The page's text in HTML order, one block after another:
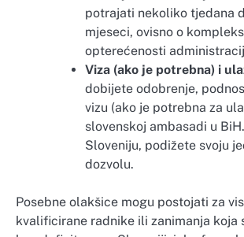
potrajati nekoliko tjedana
mjeseci, ovisno o
opterećenosti
Viza (ako je potrebna) i
dobijete odobrenje,
vizu (ako je potrebna za
slovenskoj ambasadi u
Sloveniju, podižete svoju
dozvolu.
Posebne olakšice mogu postojati za
kvalificirane radnike ili zanimanja koja